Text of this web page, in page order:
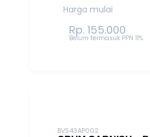
Harga mulai
Rp. 155.000
Belum termasuk PPN 11%
BVS43AP002